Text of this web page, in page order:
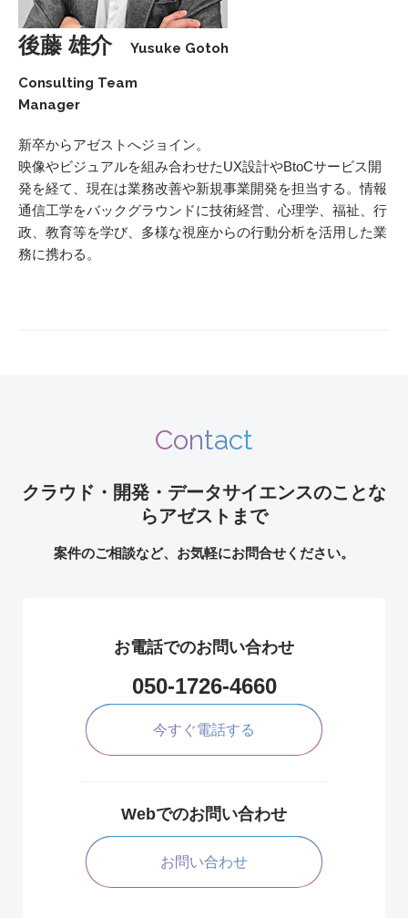
後藤 雄介 Yusuke Gotoh
Consulting Team
Manager
新卒からアゼストへジョイン。
映像やビジュアルを組み合わせたUX設計やBtoCサービス開
発を経て、現在は業務改善や新規事業開発を担当する。情報
通信工学をバックグラウンドに技術経営、心理学、福祉、行
政、教育等を学び、多様な視座からの行動分析を活用した業
務に携わる。
Contact
クラウド・開発・データサイエンスのことな
らアゼストまで
案件のご相談など、お気軽にお問合せください。
お電話でのお問い合わせ
050-1726-4660
今すぐ電話する
Webでのお問い合わせ
お問い合わせ